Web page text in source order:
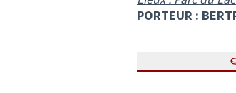
PORTEUR :